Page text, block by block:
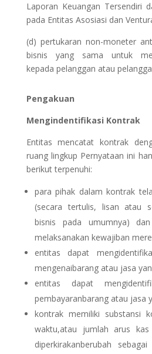
Laporan Keuangan Tersendiri
pada Entitas Asosiasi dan
(d) pertukaran non-moneter
bisnis yang sama untuk
kepada pelanggan atau
Pengakuan
Mengindentifikasi Kontrak
Entitas mencatat kontrak
ruang lingkup Pernyataan ini
berikut terpenuhi:
para pihak dalam kontrak
(secara tertulis, lisan atau
bisnis pada umumnya)
melaksanakan kewajiban
entitas dapat
mengenaibarang atau jasa
entitas dapat
pembayaranbarang atau jasa
kontrak memiliki substansi
waktu,atau jumlah arus
diperkirakanberubah